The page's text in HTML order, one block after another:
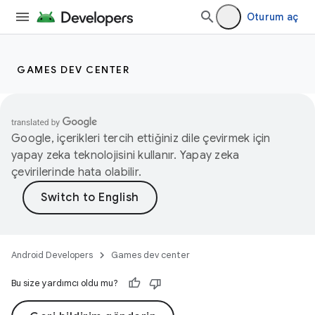
Oturum aç
GAMES DEV CENTER
Google, içerikleri tercih ettiğiniz dile çevirmek için
yapay zeka teknolojisini kullanır. Yapay zeka
çevirilerinde hata olabilir.
Android Developers Games dev center
Bu size yardımcı oldu mu?